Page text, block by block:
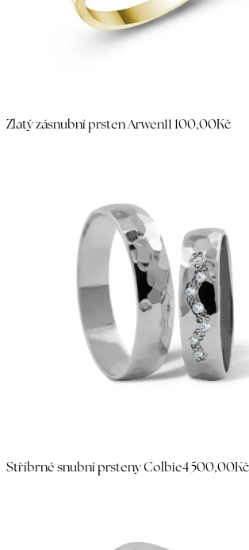
Zlatý zásnubní prsten Arwen11 100,00Kč
Stříbrné snubní prsteny Colbie4 500,00Kč